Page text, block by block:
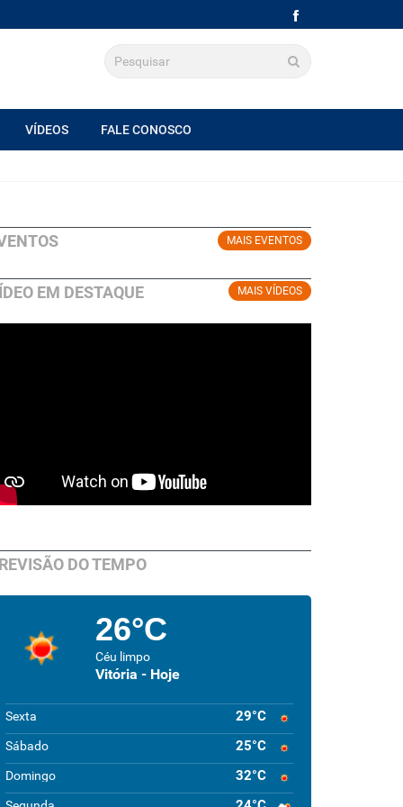
VÍDEOS FALE CONOSCO
MAIS EVENTOS
MAIS VÍDEOS
EM DESTAQUE
DO TEMPO
26°C
Céu limpo
Vitória - Hoje
Sexta 29°C
Sábado 25°C
Domingo 32°C